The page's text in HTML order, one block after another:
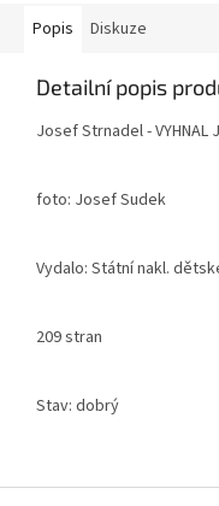
Popis Diskuze
Detailní popis
Josef Strnadel - VYHNAL
foto: Josef Sudek
Vydalo: Státní nakl.
209 stran
Stav: dobrý